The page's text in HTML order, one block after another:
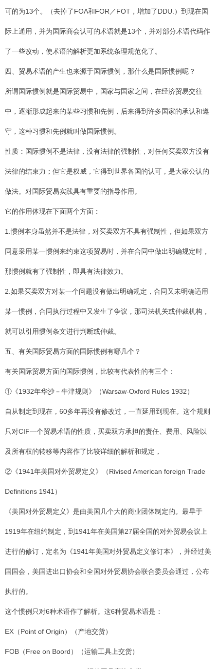
可的为13个。（去掉了FOA和FOR／FOT，增加了DDU.）到现在国
际上通用，并为国际商会认可的术语就是13个，并对部分术语代码作
了一些改动，使术语的解析更加系统条理规范化了。
四、贸易术语的产生也来源于国际惯例，那什么是国际惯例呢？
所谓国际惯例就是国际贸易中，国家与国家之间，在经济贸易交往
中，逐渐形成起来的某些习惯和先例，后来得到许多国家的承认和遵
守，这种习惯和先例就叫做国际惯例。
性质：国际惯例不是法律，没有法律的强制性，对任何买卖双方没有
法律的结束力；但它是权威，它得到世界各国的认可，是大家公认的
做法。对国际贸易实践具有重要的指导作用。
它的作用体现在下面两个方面：
1.惯例本身虽然并不是法律，对买卖双方不具有强制性，但如果双方
同意采用某一惯例来约束这项贸易时，并在合同中做出明确规定时，
那惯例就有了强制性，即具有法律效力。
2.如果买卖双方对某一个问题没有做出明确规定，合同又未明确适用
某一惯例，合同执行过程中又发生了争议，那司法机关或仲裁机构，
就可以引用惯例条文进行判断或仲裁。
五、有关国际贸易方面的国际惯例有哪几个？
有关国际贸易方面的国际惯例，比较有代表性的有三个：
①《1932年华沙－牛津规则》（Warsaw-Oxford Rules 1932）
自从制定到现在，60多年再没有修改过，一直延用到现在。这个规则
只对CIF一个贸易术语的性质，买卖双方承担的责任、费用、风险以
及所有权的转移等内容作了比较详细的解析和规定，
②《1941年美国对外贸易定义》（Rivised American foreign Trade
Definitions 1941）
《美国对外贸易定义》是由美国几个大的商业团体制定的。最早于
1919年在纽约制定，到1941年在美国第27届全国的对外贸易会议上
进行的修订，定名为《1941年美国对外贸易定义修订本》，并经过美
国国会，美国进出口协会和全国对外贸易协会联合委员会通过，公布
执行的。
这个惯例只对6种术语作了解析。这6种贸易术语是：
EX（Point of Origin）（产地交货）
FOB（Free on Boord）（运输工具上交货）